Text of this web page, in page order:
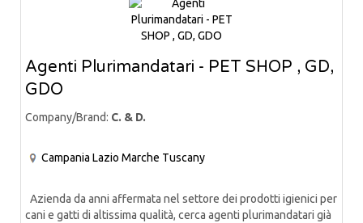
Agenti Plurimandatari - PET SHOP , GD,
GDO
Company/Brand: C. & D.
Campania Lazio Marche Tuscany
Azienda da anni affermata nel settore dei prodotti igienici per
cani e gatti di altissima qualità, cerca agenti plurimandatari già